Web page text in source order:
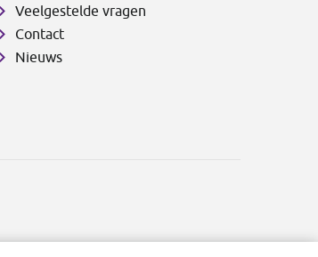
Veelgestelde vragen
Contact
Nieuws